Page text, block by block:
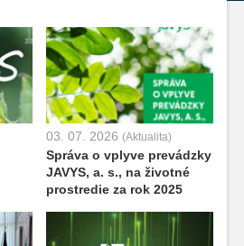
03. 07. 2026(Aktualita)
Správa o vplyve prevádzky
JAVYS, a. s., na životné
prostredie za rok 2025